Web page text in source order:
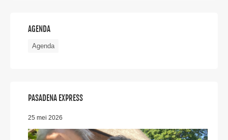
AGENDA
Agenda
PASADENA EXPRESS
25 mei 2026